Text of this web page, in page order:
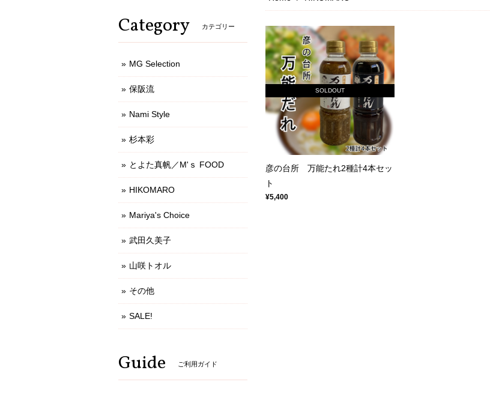
SOLDOUT
彦の台所 万能たれ2種計4本セッ
ト
¥5,400
Category カテゴリー
MG Selection
保阪流
Nami Style
杉本彩
とよた真帆／M'ｓ FOOD
HIKOMARO
Mariya's Choice
武田久美子
山咲トオル
その他
SALE!
Guide ご利用ガイド